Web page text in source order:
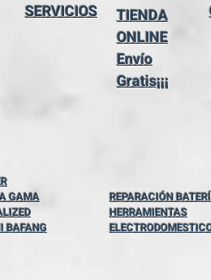
SERVICIOS
GAMA
BAFANG
TIENDA
ONLINE
Envío
Gratis¡¡¡
REPARACIÓN
HERRAMIENTAS